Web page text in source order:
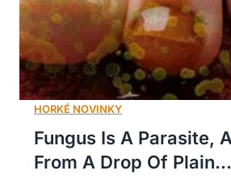
Fungus Is A Parasite,
From A Drop Of Plain...